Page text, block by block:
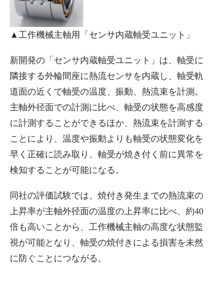
▲工作機械主軸用「センサ内蔵軸受ユニット」
新開発の「センサ内蔵軸受ユニット」は、軸受に
隣接する外輪間座に熱流センサを内蔵し、軸受軌
道面の近くで軸受の温度、振動、熱流束を計測。
主軸外径面での計測に比べ、軸受の状態を高感度
に計測することができるほか、熱流束を計測する
ことにより、温度や振動よりも軸受の状態変化を
早く正確に読み取り、軸受が焼き付く前に異常を
検知することが可能になる。
同社の評価試験では、焼付き発生までの熱流束の
上昇率が主軸外径面の温度の上昇率に比べ、約40
倍も高いことから、工作機械主軸の高度な状態監
視が可能となり、軸受の焼付きによる損害を未然
に防ぐことにつながる。